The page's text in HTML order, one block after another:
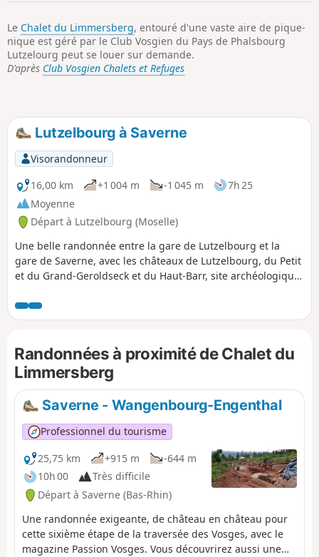
Le Chalet du Limmersberg, entouré d'une vaste aire de pique-
nique est géré par le Club Vosgien du Pays de Phalsbourg
Lutzelourg peut se louer sur demande.
D'après Club Vosgien Chalets et Refuges
Lutzelbourg à Saverne
Visorandonneur
16,00 km
+1 004 m -1 045 m
7h 25
Moyenne
Départ à Lutzelbourg (Moselle)
Une belle randonnée entre la gare de Lutzelbourg et la
gare de Saverne, avec les châteaux de Lutzelbourg, du Petit
et du Grand-Geroldseck et du Haut-Barr, site archéologique
Brotsch.
Randonnées à proximité de Chalet du
Limmersberg
Saverne - Wangenbourg-Engenthal
Professionnel du tourisme
25,75 km
+915 m
-644 m
10h 00
Très difficile
Départ à Saverne (Bas-Rhin)
Une randonnée exigeante, de château en château pour
cette sixième étape de la traversée des Vosges, avec le
magazine Passion Vosges. Vous découvrirez aussi une